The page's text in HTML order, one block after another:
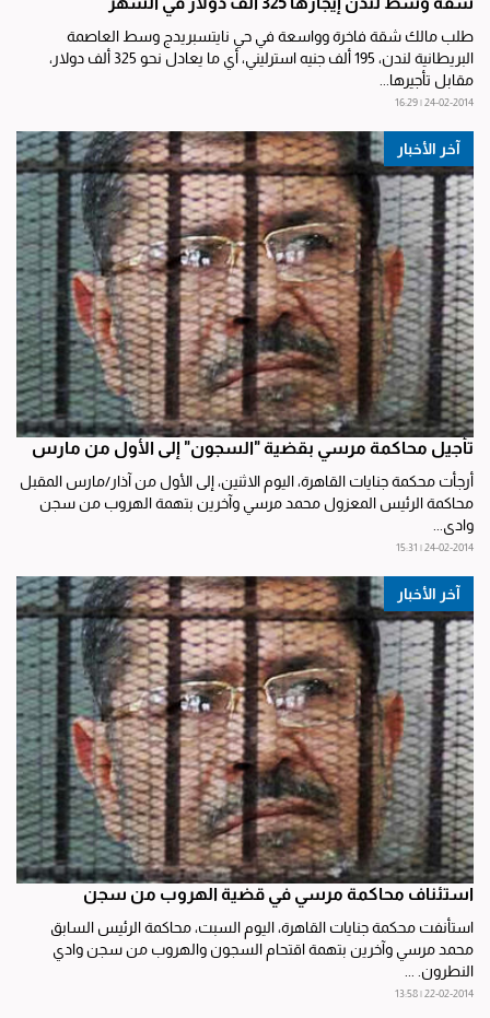
طلب مالك شقة فاخرة وواسعة في حي نايتسبريدج وسط العاصمة
البريطانية لندن، 195 ألف جنيه استرليني، أي ما يعادل نحو 325 ألف دولار،
مقابل تأجيرها...
24-02-2014 | 16:29
آخر الأخبار
تأجيل محاكمة مرسي بقضية "السجون" إلى الأول من مارس
أرجأت محكمة جنايات القاهرة، اليوم الاثنين، إلى الأول من آذار/مارس المقبل
محاكمة الرئيس المعزول محمد مرسي وآخرين بتهمة الهروب من سجن
وادي...
24-02-2014 | 15:31
آخر الأخبار
استئناف محاكمة مرسي في قضية الهروب من سجن
استأنفت محكمة جنايات القاهرة، اليوم السبت، محاكمة الرئيس السابق
محمد مرسي وآخرين بتهمة اقتحام السجون والهروب من سجن وادي
النطرون. ...
22-02-2014 | 13:58